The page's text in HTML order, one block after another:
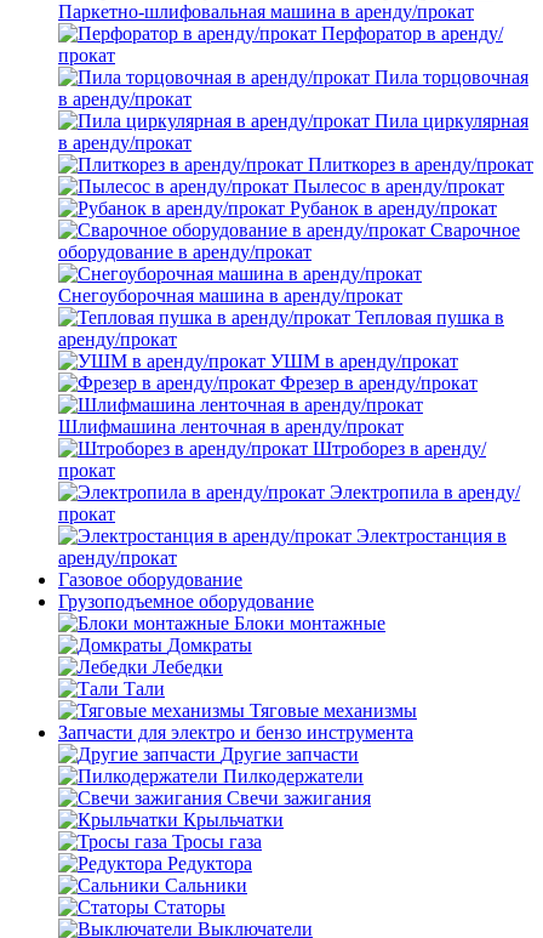
Паркетно-шлифовальная машина в аренду/прокат
Перфоратор в аренду/
прокат
Пила торцовочная
в аренду/прокат
Пила циркулярная
в аренду/прокат
Плиткорез в аренду/прокат
Пылесос в аренду/прокат
Рубанок в аренду/прокат
Сварочное
оборудование в аренду/прокат
Снегоуборочная машина в аренду/прокат
Тепловая пушка в
аренду/прокат
УШМ в аренду/прокат
Фрезер в аренду/прокат
Шлифмашина ленточная в аренду/прокат
Штроборез в аренду/
прокат
Электропила в аренду/
прокат
Электростанция в
аренду/прокат
Газовое оборудование
Грузоподъемное оборудование
Блоки монтажные
Домкраты
Лебедки
Тали
Тяговые механизмы
Запчасти для электро и бензо инструмента
Другие запчасти
Пилкодержатели
Свечи зажигания
Крыльчатки
Тросы газа
Редуктора
Сальники
Статоры
Выключатели